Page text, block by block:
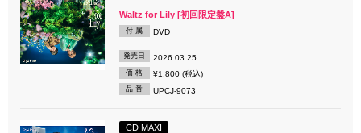
Waltz for Lily [初回限定盤A]
付 属 DVD
発売日 2026.03.25
価 格 ¥1,800 (税込)
品 番 UPCJ-9073
CD MAXI